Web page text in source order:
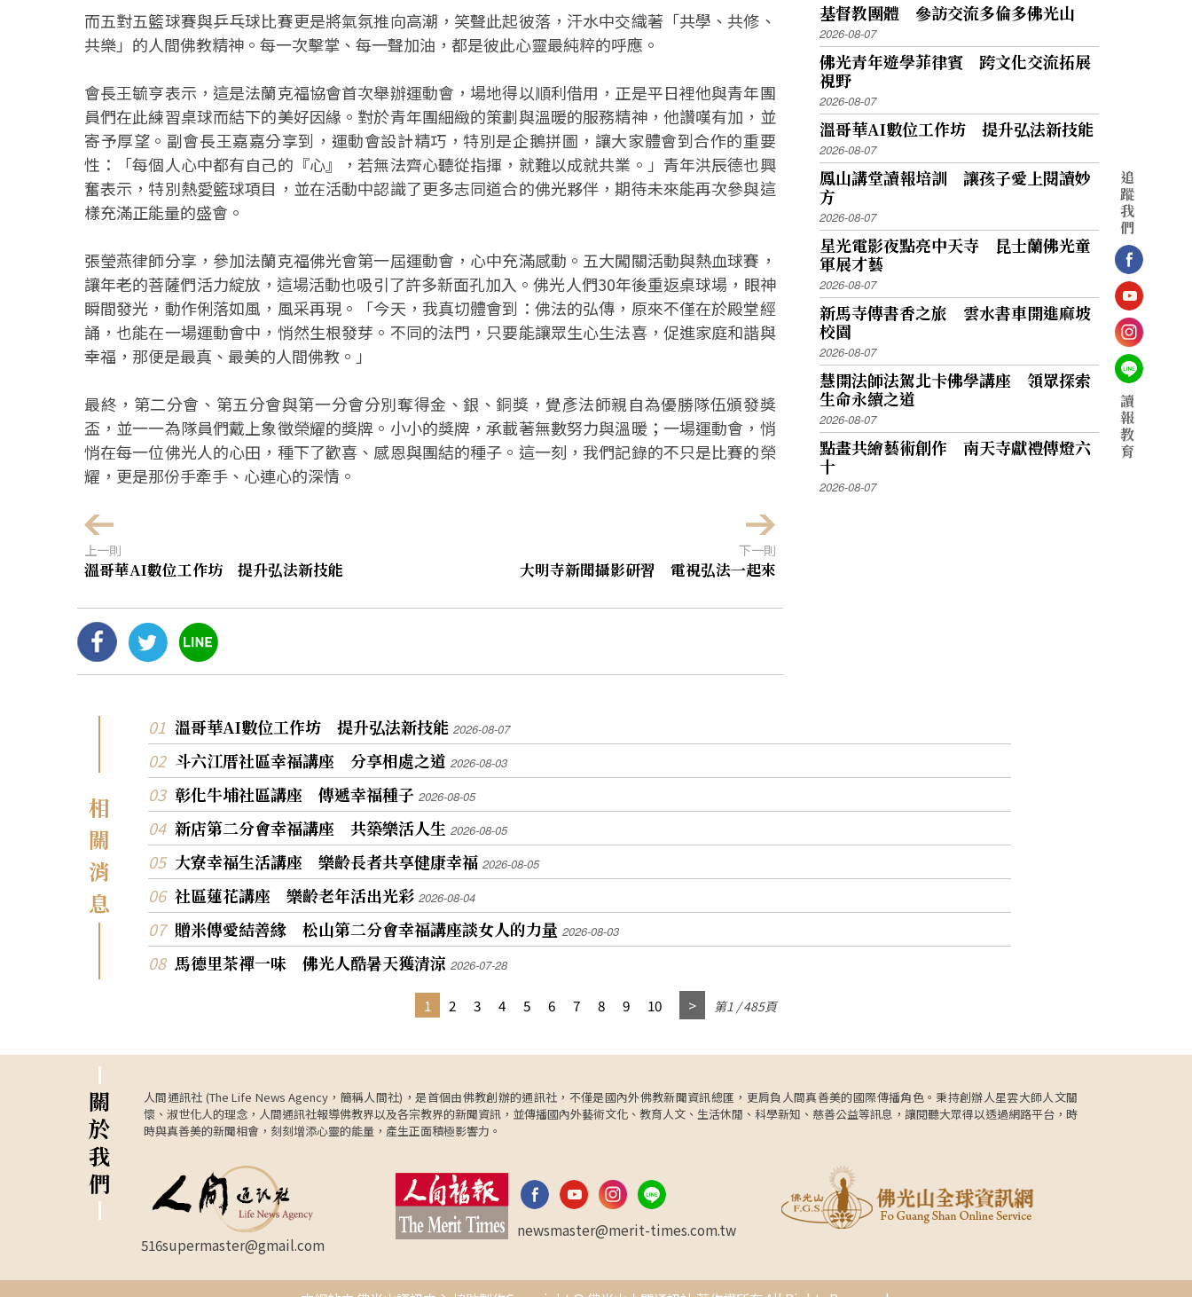
而五對五籃球賽與乒乓球比賽更是將氣氛推向高潮，笑聲此起彼落，汗水中交織著「共學、共修、
共樂」的人間佛教精神。每一次擊掌、每一聲加油，都是彼此心靈最純粹的呼應。
會長王毓亨表示，這是法蘭克福協會首次舉辦運動會，場地得以順利借用，正是平日裡他與青年團
員們在此練習桌球而結下的美好因緣。對於青年團細緻的策劃與溫暖的服務精神，他讚嘆有加，並
寄予厚望。副會長王嘉嘉分享到，運動會設計精巧，特別是企鵝拼圖，讓大家體會到合作的重要
性：「每個人心中都有自己的『心』，若無法齊心聽從指揮，就難以成就共業。」青年洪辰德也興
奮表示，特別熱愛籃球項目，並在活動中認識了更多志同道合的佛光夥伴，期待未來能再次參與這
樣充滿正能量的盛會。
張瑩燕律師分享，參加法蘭克福佛光會第一屆運動會，心中充滿感動。五大闖關活動與熱血球賽，
讓年老的菩薩們活力綻放，這場活動也吸引了許多新面孔加入。佛光人們30年後重返桌球場，眼神
瞬間發光，動作俐落如風，風采再現。「今天，我真切體會到：佛法的弘傳，原來不僅在於殿堂經
誦，也能在一場運動會中，悄然生根發芽。不同的法門，只要能讓眾生心生法喜，促進家庭和諧與
幸福，那便是最真、最美的人間佛教。」
最終，第二分會、第五分會與第一分會分別奪得金、銀、銅獎，覺彥法師親自為優勝隊伍頒發獎
盃，並一一為隊員們戴上象徵榮耀的獎牌。小小的獎牌，承載著無數努力與溫暖；一場運動會，悄
悄在每一位佛光人的心田，種下了歡喜、感恩與團結的種子。這一刻，我們記錄的不只是比賽的榮
耀，更是那份手牽手、心連心的深情。
上一則
溫哥華AI數位工作坊 提升弘法新技能
下一則
大明寺新聞攝影研習 電視弘法一起來
基督教團體 參訪交流多倫多佛光山
2026-08-07
佛光青年遊學菲律賓 跨文化交流拓展
視野
2026-08-07
溫哥華AI數位工作坊 提升弘法新技能
2026-08-07
鳳山講堂讀報培訓 讓孩子愛上閱讀妙
方
2026-08-07
星光電影夜點亮中天寺 昆士蘭佛光童
軍展才藝
2026-08-07
新馬寺傳書香之旅 雲水書車開進麻坡
校園
2026-08-07
慧開法師法駕北卡佛學講座 領眾探索
生命永續之道
2026-08-07
點畫共繪藝術創作 南天寺獻禮傳燈六
十
2026-08-07
相
關
消
息
溫哥華AI數位工作坊 提升弘法新技能 2026-08-07
斗六江厝社區幸福講座 分享相處之道 2026-08-03
彰化牛埔社區講座 傳遞幸福種子 2026-08-05
新店第二分會幸福講座 共築樂活人生 2026-08-05
大寮幸福生活講座 樂齡長者共享健康幸福 2026-08-05
社區蓮花講座 樂齡老年活出光彩 2026-08-04
贈米傳愛結善緣 松山第二分會幸福講座談女人的力量 2026-08-03
馬德里茶禪一味 佛光人酷暑天獲清涼 2026-07-28
1 2 3 4 5 6 7 8 9 10 第1 / 485頁
關
於
我
們
人間通訊社 (The Life News Agency，簡稱人間社)，是首個由佛教創辦的通訊社，不僅是國內外佛教新聞資訊總匯，更肩負人間真善美的國際傳播角色。秉持創辦人星雲大師人文關
懷、淑世化人的理念，人間通訊社報導佛教界以及各宗教界的新聞資訊，並傳播國內外藝術文化、教育人文、生活休閒、科學新知、慈善公益等訊息，讓閱聽大眾得以透過網路平台，時
時與真善美的新聞相會，刻刻增添心靈的能量，產生正面積極影響力。
516supermaster@gmail.com
newsmaster@merit-times.com.tw
追
蹤
我
們
讀
報
教
育